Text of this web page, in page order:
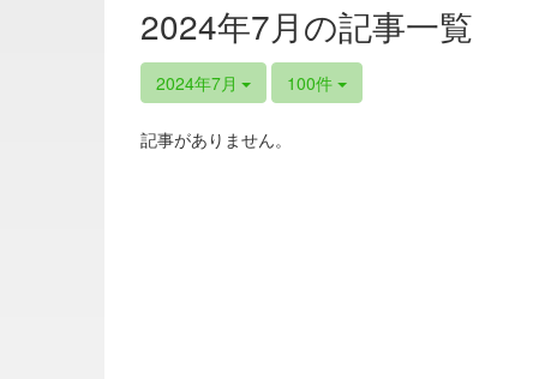
2024年7月の記事一覧
2024年7月 100件
記事がありません。